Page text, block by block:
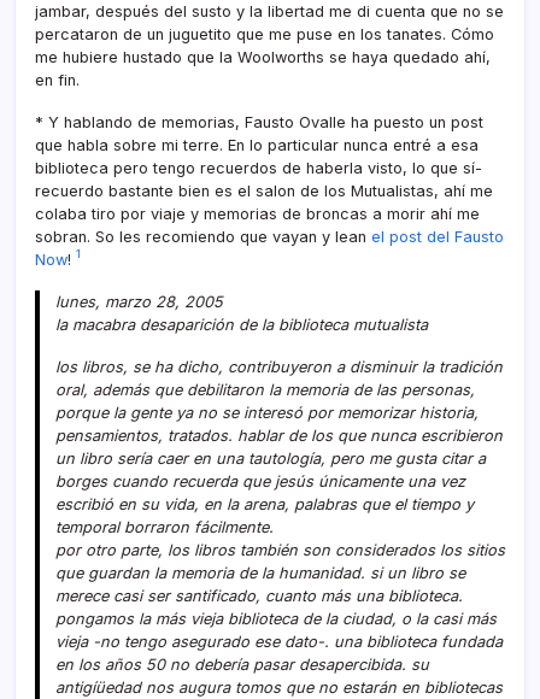
jambar, después del susto y la libertad me di cuenta que no se
percataron de un juguetito que me puse en los tanates. Cómo
me hubiere hustado que la Woolworths se haya quedado ahí­,
en fin.
* Y hablando de memorias, Fausto Ovalle ha puesto un post
que habla sobre mi terre. En lo particular nunca entré a esa
biblioteca pero tengo recuerdos de haberla visto, lo que sí­
recuerdo bastante bien es el salon de los Mutualistas, ahí­ me
colaba tiro por viaje y memorias de broncas a morir ahí­ me
sobran. So les recomiendo que vayan y lean el post del Fausto
Now! 1
lunes, marzo 28, 2005
la macabra desaparición de la biblioteca mutualista
los libros, se ha dicho, contribuyeron a disminuir la tradición
oral, además que debilitaron la memoria de las personas,
porque la gente ya no se interesó por memorizar historia,
pensamientos, tratados. hablar de los que nunca escribieron
un libro serí­a caer en una tautologí­a, pero me gusta citar a
borges cuando recuerda que jesús únicamente una vez
escribió en su vida, en la arena, palabras que el tiempo y
temporal borraron fácilmente.
por otro parte, los libros también son considerados los sitios
que guardan la memoria de la humanidad. si un libro se
merece casi ser santificado, cuanto más una biblioteca.
pongamos la más vieja biblioteca de la ciudad, o la casi más
vieja -no tengo asegurado ese dato-. una biblioteca fundada
en los años 50 no deberí­a pasar desapercibida. su
antigíüedad nos augura tomos que no estarán en bibliotecas